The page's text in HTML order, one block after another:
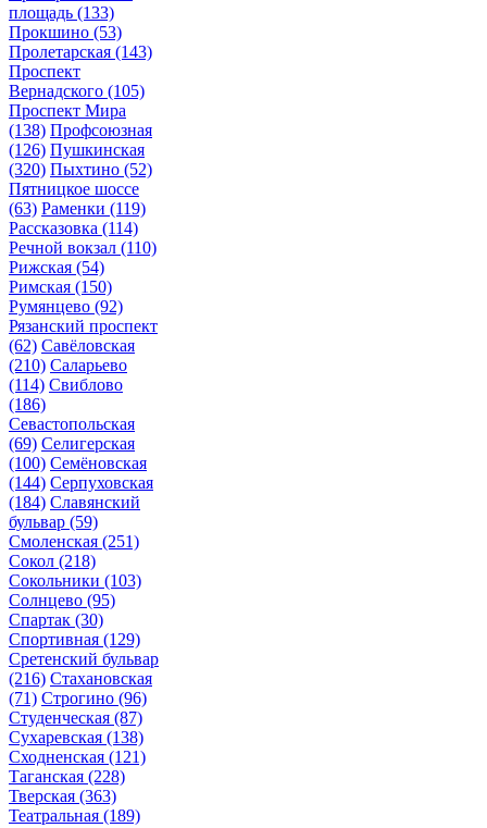
площадь (133)
Прокшино (53)
Пролетарская (143)
Проспект
Вернадского (105)
Проспект Мира
(138) Профсоюзная
(126) Пушкинская
(320) Пыхтино (52)
Пятницкое шоссе
(63) Раменки (119)
Рассказовка (114)
Речной вокзал (110)
Рижская (54)
Римская (150)
Румянцево (92)
Рязанский проспект
(62) Савёловская
(210) Саларьево
(114) Свиблово
(186)
Севастопольская
(69) Селигерская
(100) Семёновская
(144) Серпуховская
(184) Славянский
бульвар (59)
Смоленская (251)
Сокол (218)
Сокольники (103)
Солнцево (95)
Спартак (30)
Спортивная (129)
Сретенский бульвар
(216) Стахановская
(71) Строгино (96)
Студенческая (87)
Сухаревская (138)
Сходненская (121)
Таганская (228)
Тверская (363)
Театральная (189)